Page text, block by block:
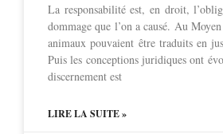
La responsabilité est, en droit,
dommage que l’on a causé. Au
animaux pouvaient être traduits en
Puis les conceptions juridiques ont
discernement est
LIRE LA SUITE »